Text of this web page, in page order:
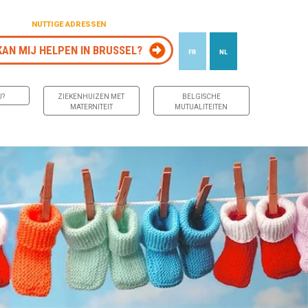
NUTTIGE ADRESSEN
MIJ HELPEN IN BRUSSEL? FR NL
ZIEKENHUIZEN MET
MATERNITEIT
BELGISCHE
MUTUALITEITEN